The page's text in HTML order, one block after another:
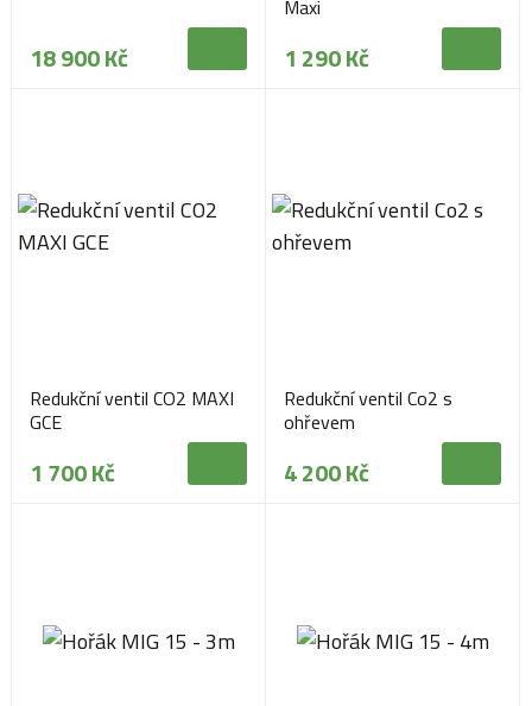
18 900 Kč
Maxi
1 290 Kč
Redukční ventil CO2 MAXI
GCE
1 700 Kč
Redukční ventil Co2 s
ohřevem
4 200 Kč